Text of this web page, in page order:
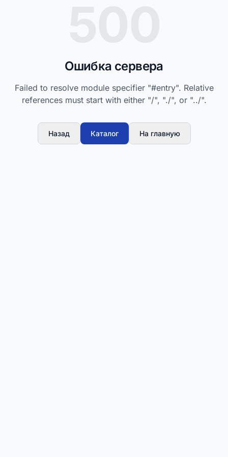
Ошибка сервера
Failed to resolve module specifier "#entry". Relative
references must start with either "/", "./", or "../".
Назад Каталог На главную